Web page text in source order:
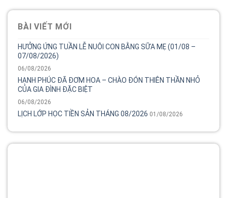
BÀI VIẾT MỚI
HƯỞNG ỨNG TUẦN LỄ NUÔI CON BẰNG SỮA MẸ (01/08 –
07/08/2026)
06/08/2026
HẠNH PHÚC ĐÃ ĐƠM HOA – CHÀO ĐÓN THIÊN THẦN NHỎ
CỦA GIA ĐÌNH ĐẶC BIỆT
06/08/2026
LỊCH LỚP HỌC TIỀN SẢN THÁNG 08/2026 01/08/2026